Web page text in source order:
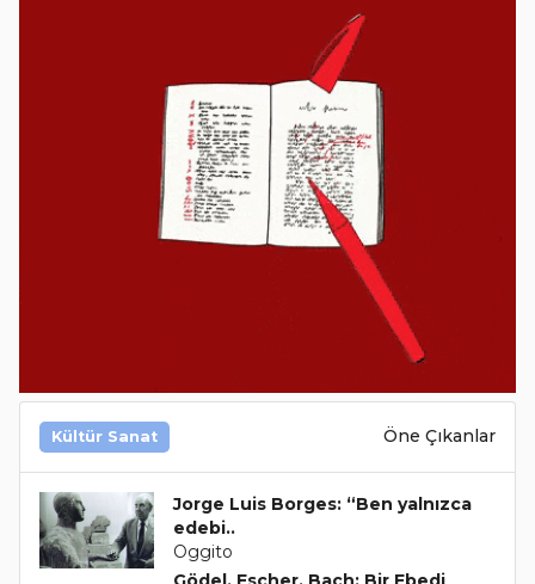
Kültür Sanat Öne Çıkanlar
Jorge Luis Borges: “Ben yalnızca
edebi..
Oggito